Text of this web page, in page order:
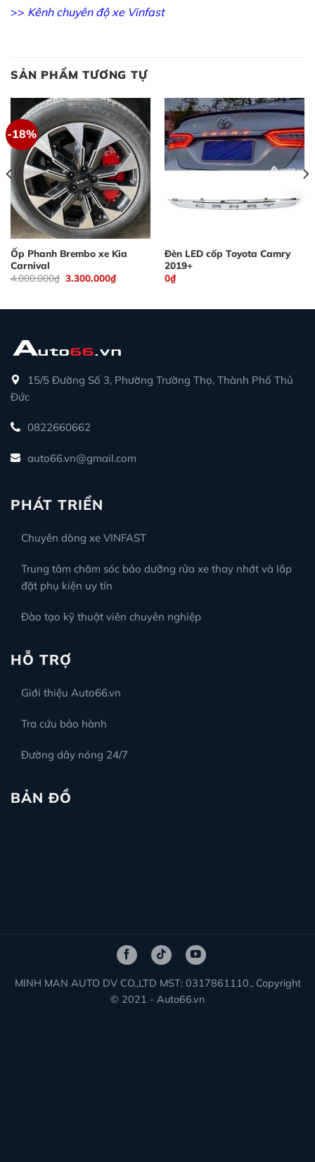
>> Kênh chuyên độ xe Vinfast
SẢN PHẨM TƯƠNG TỰ
-18%
Ốp Phanh Brembo xe Kia
Carnival
4.000.000₫ Giá
gốc
3.300.000₫Giá
hiện
Đèn LED cốp Toyota Camry
2019+
0₫
15/5 Đường Số 3, Phường Trường Thọ, Thành Phố Thủ
Đức
0822660662
auto66.vn@gmail.com
PHÁT TRIỂN
Chuyên dòng xe VINFAST
Trung tâm chăm sóc bảo dưỡng rửa xe thay nhớt và lắp
đặt phụ kiện uy tín
Đào tạo kỹ thuật viên chuyên nghiệp
HỖ TRỢ
Giới thiệu Auto66.vn
Tra cứu bảo hành
Đường dây nóng 24/7
BẢN ĐỒ
MINH MAN AUTO DV CO.,LTD MST: 0317861110., Copyright
© 2021 - Auto66.vn